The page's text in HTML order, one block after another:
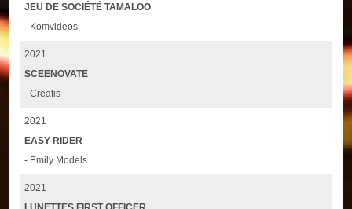
JEU DE SOCIÉTÉ TAMALOO
- Komvideos
2021
SCEENOVATE
- Creatis
2021
EASY RIDER
- Emily Models
2021